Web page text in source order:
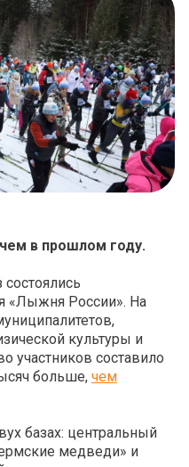
в прошлом году.
«Лыжня России». На
культуры и
участников составило
больше, чем
базах: центральный
медведи» и